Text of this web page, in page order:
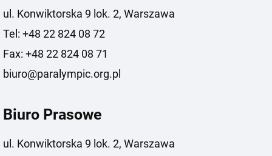
ul. Konwiktorska 9 lok. 2, Warszawa
Tel: +48 22 824 08 72
Fax: +48 22 824 08 71
biuro@paralympic.org.pl
Biuro Prasowe
ul. Konwiktorska 9 lok. 2, Warszawa